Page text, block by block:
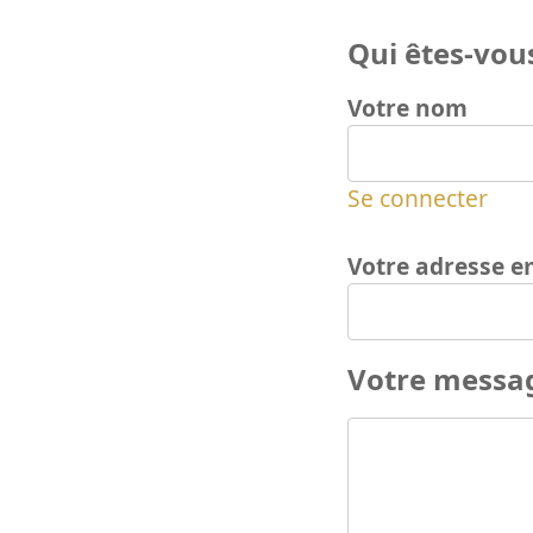
Qui êtes-
Votre nom
Se connecter
Votre adresse
Votre